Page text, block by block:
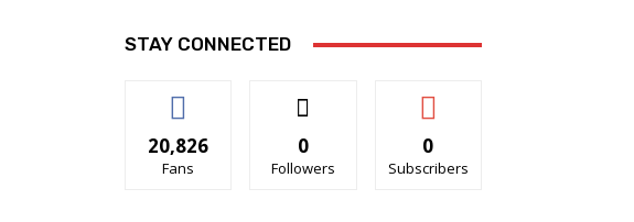
STAY CONNECTED
20,826
Fans
0
Followers
0
Subscribers